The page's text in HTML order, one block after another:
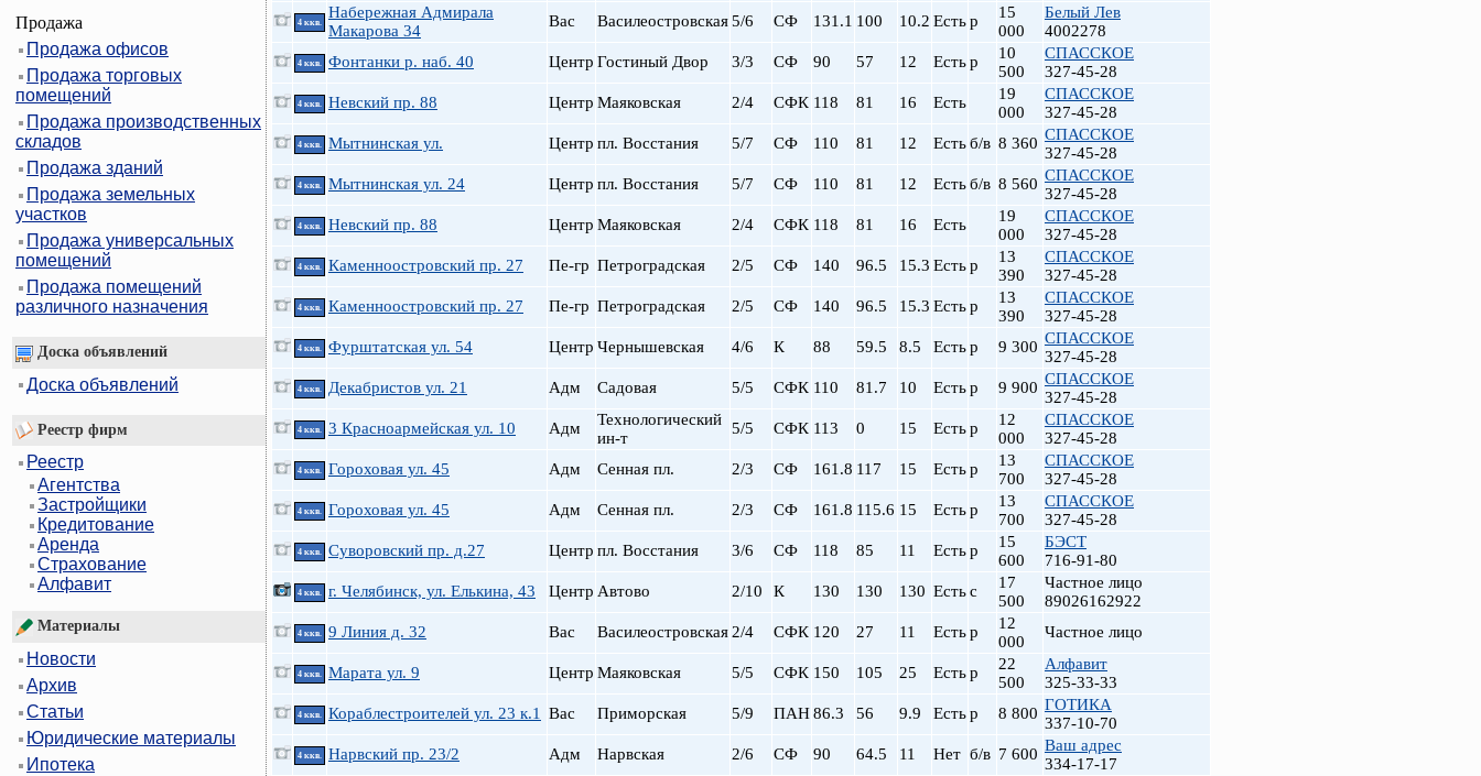
Продажа
Продажа офисов
Продажа торговых
помещений
Продажа производственных
складов
Продажа зданий
Продажа земельных
участков
Продажа универсальных
помещений
Продажа помещений
различного назначения
Доска объявлений
Доска объявлений
Реестр фирм
Реестр
Агентства
Застройщики
Кредитование
Аренда
Страхование
Алфавит
Материалы
Новости
Архив
Статьи
Юридические материалы
Ипотека
Невский пр.
Обводный Канал
Обухово
Парк Победы
Пионерская
пл. Восстания
пл. Ленина
Политехническая
пр. Просвещения
Пролетарская
Пушкинская
Садовая
Старая Деревня
Удельная
Черная речка
4 ккв.
Набережная Адмирала
Макарова 34
Вас Василеостровская5/6 СФ 131.1 100 10.2 Естьр
15
000
Белый Лев
4002278
4 ккв. Фонтанки р. наб. 40 Центр Гостиный Двор 3/3 СФ 90 57 12 Естьр
10
500
СПАССКОЕ
327-45-28
4 ккв. Невский пр. 88 Центр Маяковская 2/4 СФК 118 81 16 Есть
19
000
СПАССКОЕ
327-45-28
4 ккв. Мытнинская ул. Центр пл. Восстания 5/7 СФ 110 81 12 Естьб/в 8 360 СПАССКОЕ
327-45-28
4 ккв. Мытнинская ул. 24 Центр пл. Восстания 5/7 СФ 110 81 12 Естьб/в 8 560 СПАССКОЕ
327-45-28
4 ккв. Невский пр. 88 Центр Маяковская 2/4 СФК 118 81 16 Есть
19
000
СПАССКОЕ
327-45-28
4 ккв. Каменноостровский пр. 27 Пе-гр Петроградская 2/5 СФ 140 96.5 15.3 Естьр
13
390
СПАССКОЕ
327-45-28
4 ккв. Каменноостровский пр. 27 Пе-гр Петроградская 2/5 СФ 140 96.5 15.3 Естьр
13
390
СПАССКОЕ
327-45-28
4 ккв. Фурштатская ул. 54 Центр Чернышевская 4/6 К 88 59.5 8.5 Естьр 9 300 СПАССКОЕ
327-45-28
4 ккв. Декабристов ул. 21 Адм Садовая 5/5 СФК 110 81.7 10 Естьр 9 900 СПАССКОЕ
327-45-28
4 ккв. 3 Красноармейская ул. 10 Адм
Технологический
ин-т
5/5 СФК 113 0 15 Естьр
12
000
СПАССКОЕ
327-45-28
4 ккв. Гороховая ул. 45 Адм Сенная пл. 2/3 СФ 161.8 117 15 Естьр
13
700
СПАССКОЕ
327-45-28
4 ккв. Гороховая ул. 45 Адм Сенная пл. 2/3 СФ 161.8 115.6 15 Естьр
13
700
СПАССКОЕ
327-45-28
4 ккв. Суворовский пр. д.27 Центр пл. Восстания 3/6 СФ 118 85 11 Естьр
15
600
БЭСТ
716-91-80
4 ккв. г. Челябинск, ул. Елькина, 43 Центр Автово 2/10 К 130 130 130 Естьс
17
500
Частное лицо
89026162922
4 ккв. 9 Линия д. 32 Вас Василеостровская 2/4 СФК 120 27 11 Естьр
12
000
Частное лицо
4 ккв. Марата ул. 9 Центр Маяковская 5/5 СФК 150 105 25 Естьр
22
500
Алфавит
325-33-33
4 ккв. Кораблестроителей ул. 23 к.1 Вас Приморская 5/9 ПАН86.3 56 9.9 Естьр 8 800 ГОТИКА
337-10-70
4 ккв. Нарвский пр. 23/2 Адм Нарвская 2/6 СФ 90 64.5 11 Нет б/в 7 600 Ваш адрес
334-17-17